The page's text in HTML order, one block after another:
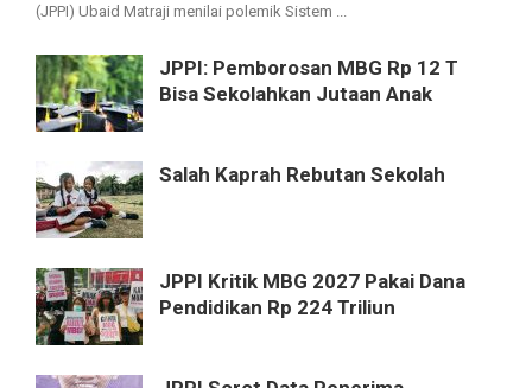
(JPPI) Ubaid Matraji menilai polemik Sistem ...
JPPI: Pemborosan MBG Rp 12 T
Bisa Sekolahkan Jutaan Anak
Salah Kaprah Rebutan Sekolah
JPPI Kritik MBG 2027 Pakai Dana
Pendidikan Rp 224 Triliun